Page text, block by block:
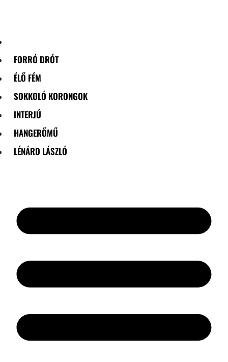
FORRÓ DRÓT
ÉLŐ FÉM
SOKKOLÓ KORONGOK
INTERJÚ
HANGERŐMŰ
LÉNÁRD LÁSZLÓ